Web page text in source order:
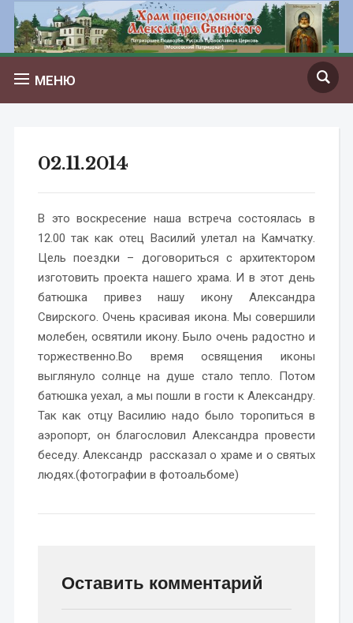
МЕНЮ
02.11.2014
В это воскресение наша встреча состоялась в
12.00 так как отец Василий улетал на Камчатку.
Цель поездки – договориться с архитектором
изготовить проекта нашего храма. И в этот день
батюшка привез нашу икону Александра
Свирского. Очень красивая икона. Мы совершили
молебен, освятили икону. Было очень радостно и
торжественно.Во время освящения иконы
выглянуло солнце на душе стало тепло. Потом
батюшка уехал, а мы пошли в гости к Александру.
Так как отцу Василию надо было торопиться в
аэропорт, он благословил Александра провести
беседу. Александр рассказал о храме и о святых
людях.(фотографии в фотоальбоме)
Оставить комментарий